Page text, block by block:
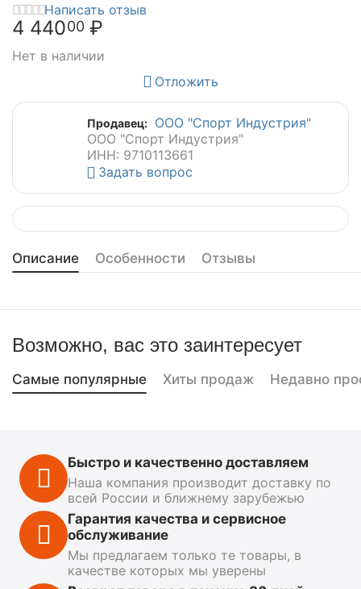
Написать отзыв
4 44000 ₽
Нет в наличии
Отложить
Продавец: ООО "Спорт Индустрия"
ООО "Спорт Индустрия"
ИНН: 9710113661
Задать вопрос
Описание Особенности Отзывы
Возможно, вас это заинтересует
Самые популярные Хиты продаж Недавно
Быстро и качественно доставляем
Наша компания производит доставку по
всей России и ближнему зарубежью
Гарантия качества и сервисное
обслуживание
Мы предлагаем только те товары, в
качестве которых мы уверены